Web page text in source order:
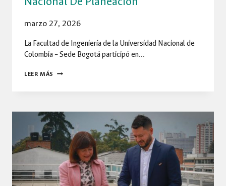
marzo 27, 2026
La Facultad de Ingeniería de la Universidad Nacional de
Colombia – Sede Bogotá participó en…
LEER MÁS COOPERACIÓN
LA
INNOVACIÓN:
INGENIERÍA
Y
CIENCIAS
PARTICIPAN
EN